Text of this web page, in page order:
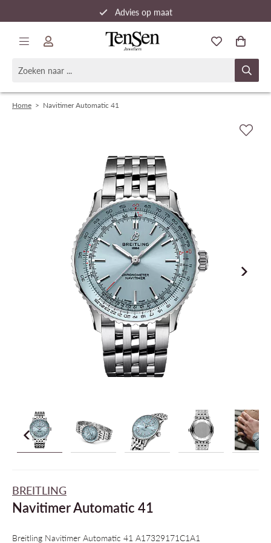
Advies op maat
Snelle verzending
Home > Navitimer Automatic 41
BREITLING
Navitimer Automatic 41
Breitling Navitimer Automatic 41 A17329171C1A1